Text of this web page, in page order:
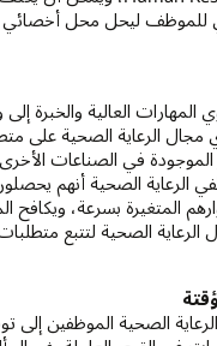
للموظف ليحل محل أخصائي
العالية والخبرة
الرعاية الصحية على
الموجودة في الصناعات
الرعاية الصحية أنهم
المتغيرة بسرعة، ويكافح
الرعاية الصحية لتتبع
الصحية الموظفين